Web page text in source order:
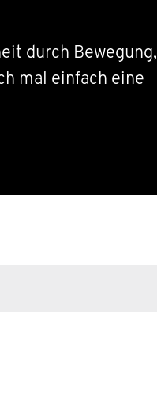
durch Bewegung,
mal einfach eine